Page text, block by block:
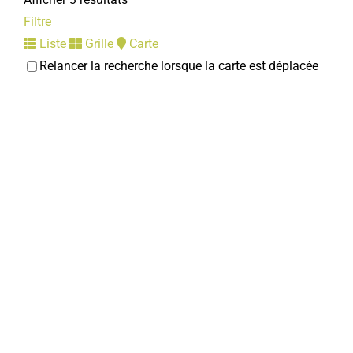
Filtre
Liste
Grille
Carte
Relancer la recherche lorsque la carte est déplacée